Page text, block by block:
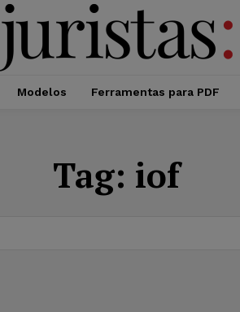
Modelos Ferramentas para PDF
Tag: iof